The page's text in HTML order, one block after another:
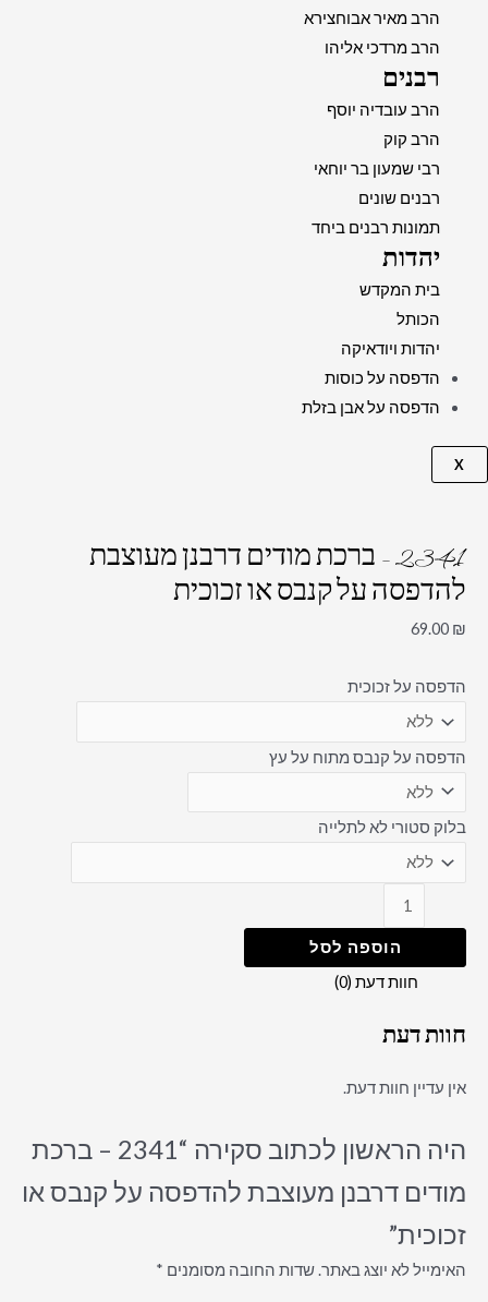
הרב מאיר אבוחצירא
הרב מרדכי אליהו
רבנים
הרב עובדיה יוסף
הרב קוק
רבי שמעון בר יוחאי
רבנים שונים
תמונות רבנים ביחד
יהדות
בית המקדש
הכותל
יהדות ויודאיקה
הדפסה על כוסות
הדפסה על אבן בזלת
X
2341 – ברכת מודים דרבנן מעוצבת
להדפסה על קנבס או זכוכית
69.00 ₪
הדפסה על זכוכית
הדפסה על קנבס מתוח על עץ
בלוק סטורי לא לתלייה
הוספה לסל
חוות דעת (0)
חוות דעת
אין עדיין חוות דעת.
היה הראשון לכתוב סקירה “2341 – ברכת
מודים דרבנן מעוצבת להדפסה על קנבס או
זכוכית”
האימייל לא יוצג באתר.שדות החובה מסומנים *